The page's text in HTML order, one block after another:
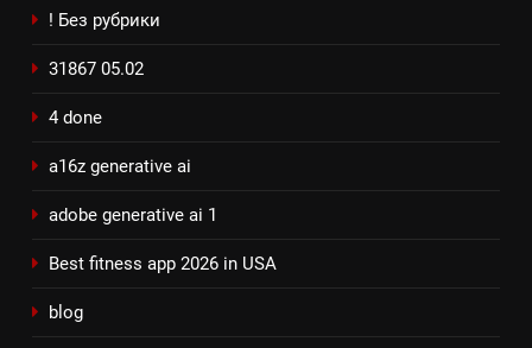
! Без рубрики
31867 05.02
4 done
a16z generative ai
adobe generative ai 1
Best fitness app 2026 in USA
blog